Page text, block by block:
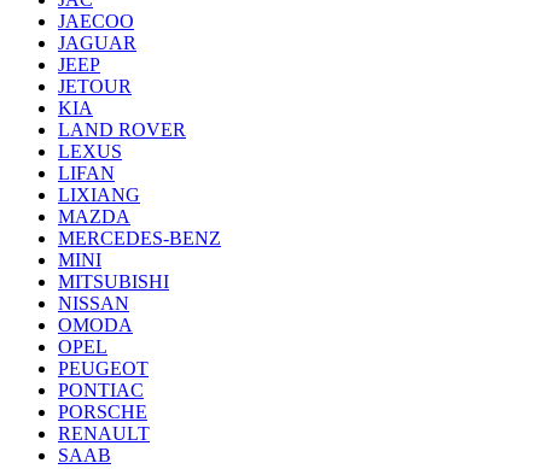
JAECOO
JAGUAR
JEEP
JETOUR
KIA
LAND ROVER
LEXUS
LIFAN
LIXIANG
MAZDA
MERCEDES-BENZ
MINI
MITSUBISHI
NISSAN
OMODA
OPEL
PEUGEOT
PONTIAC
PORSCHE
RENAULT
SAAB